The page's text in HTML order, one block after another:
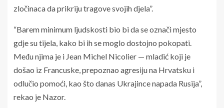
zločinaca da prikriju tragove svojih djela”.
“Barem minimum ljudskosti bio bi da se označi mjesto
gdje su tijela, kako bi ih se moglo dostojno pokopati.
Među njima je i Jean Michel Nicolier — mladić koji je
došao iz Francuske, prepoznao agresiju na Hrvatsku i
odlučio pomoći, kao što danas Ukrajince napada Rusija”,
rekao je Nazor.